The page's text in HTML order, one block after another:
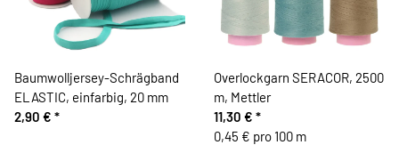
Baumwolljersey-Schrägband
ELASTIC, einfarbig, 20 mm
2,90 € *
Overlockgarn SERACOR, 2500
m, Mettler
11,30 € *
0,45 € pro 100 m